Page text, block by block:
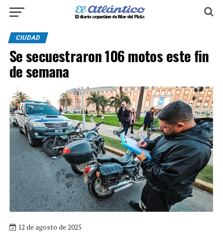
CIUDAD
Se secuestraron 106 motos este fin
de semana
12 de agosto de 2025